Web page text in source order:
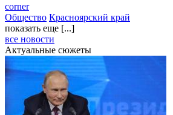
corner
Общество Красноярский край
показать еще [...]
все новости
Актуальные сюжеты